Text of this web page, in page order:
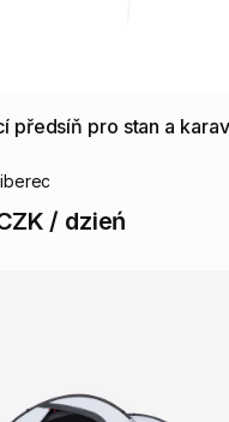
předsíň pro stan a
/ dzień